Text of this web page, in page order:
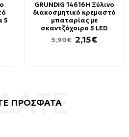
5
GRUNDIG 14616H Ξύλινο
διακοσμητικό κρεμαστό
μπαταρίας με
σκαντζόχοιρο 5 LED
2,15€
5,90€
ΠΡΟΣΦΑΤΑ